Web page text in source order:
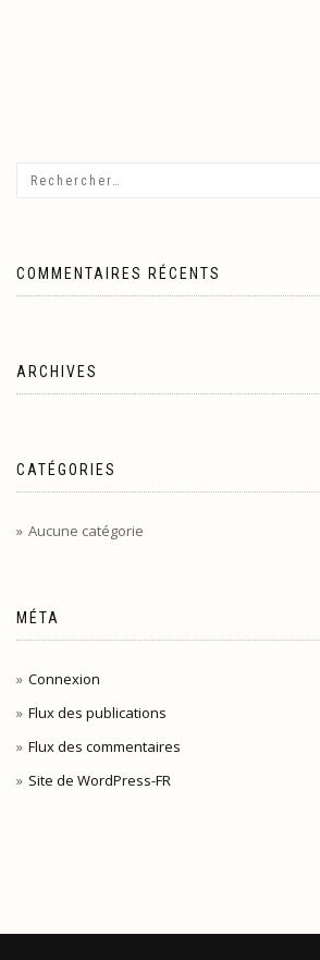
COMMENTAIRES RÉCENTS
ARCHIVES
CATÉGORIES
Aucune catégorie
MÉTA
Connexion
Flux des publications
Flux des commentaires
Site de WordPress-FR